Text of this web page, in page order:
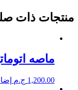
منتجات ذات
ماصه
1,200.00 ج.م